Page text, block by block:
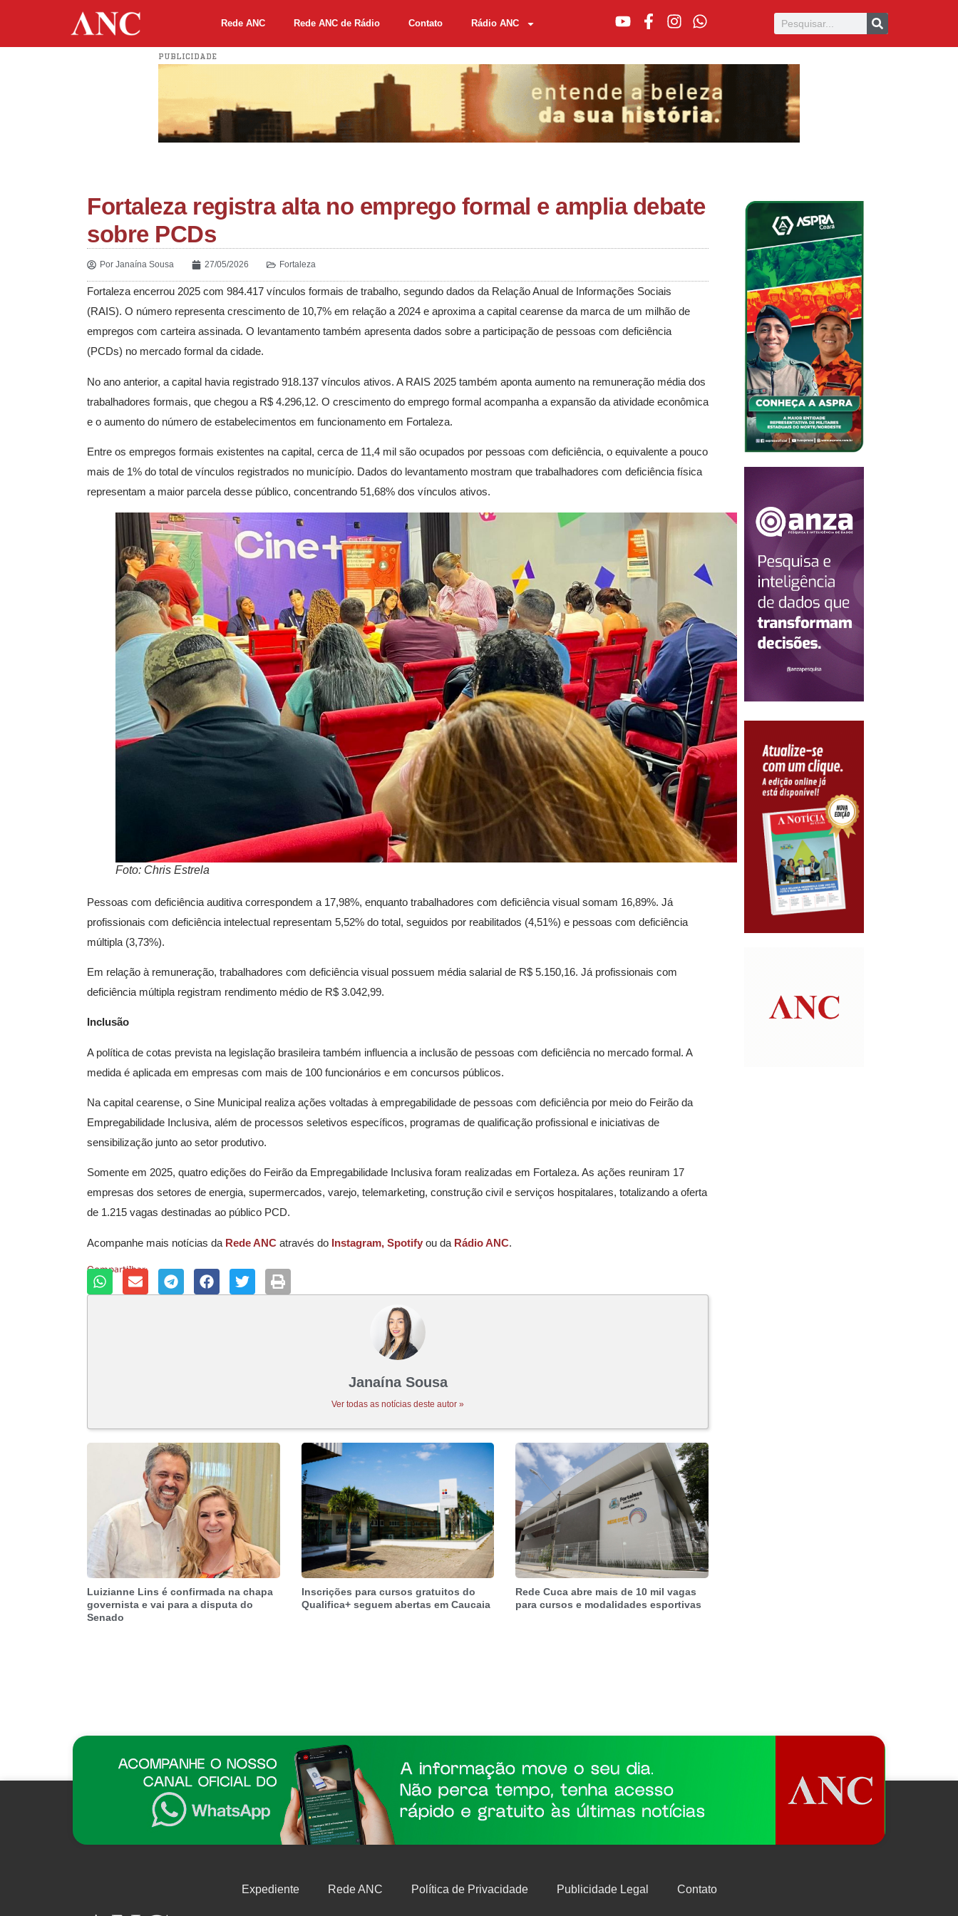
Rede ANC Rede ANC de Rádio Contato Rádio ANC
PUBLICIDADE
Fortaleza registra alta no emprego formal e amplia debate
sobre PCDs
Por Janaína Sousa 27/05/2026 Fortaleza
Fortaleza encerrou 2025 com 984.417 vínculos formais de trabalho, segundo dados da Relação Anual de Informações Sociais
(RAIS). O número representa crescimento de 10,7% em relação a 2024 e aproxima a capital cearense da marca de um milhão de
empregos com carteira assinada. O levantamento também apresenta dados sobre a participação de pessoas com deficiência
(PCDs) no mercado formal da cidade.
No ano anterior, a capital havia registrado 918.137 vínculos ativos. A RAIS 2025 também aponta aumento na remuneração média dos
trabalhadores formais, que chegou a R$ 4.296,12. O crescimento do emprego formal acompanha a expansão da atividade econômica
e o aumento do número de estabelecimentos em funcionamento em Fortaleza.
Entre os empregos formais existentes na capital, cerca de 11,4 mil são ocupados por pessoas com deficiência, o equivalente a pouco
mais de 1% do total de vínculos registrados no município. Dados do levantamento mostram que trabalhadores com deficiência física
representam a maior parcela desse público, concentrando 51,68% dos vínculos ativos.
Foto: Chris Estrela
Pessoas com deficiência auditiva correspondem a 17,98%, enquanto trabalhadores com deficiência visual somam 16,89%. Já
profissionais com deficiência intelectual representam 5,52% do total, seguidos por reabilitados (4,51%) e pessoas com deficiência
múltipla (3,73%).
Em relação à remuneração, trabalhadores com deficiência visual possuem média salarial de R$ 5.150,16. Já profissionais com
deficiência múltipla registram rendimento médio de R$ 3.042,99.
Inclusão
A política de cotas prevista na legislação brasileira também influencia a inclusão de pessoas com deficiência no mercado formal. A
medida é aplicada em empresas com mais de 100 funcionários e em concursos públicos.
Na capital cearense, o Sine Municipal realiza ações voltadas à empregabilidade de pessoas com deficiência por meio do Feirão da
Empregabilidade Inclusiva, além de processos seletivos específicos, programas de qualificação profissional e iniciativas de
sensibilização junto ao setor produtivo.
Somente em 2025, quatro edições do Feirão da Empregabilidade Inclusiva foram realizadas em Fortaleza. As ações reuniram 17
empresas dos setores de energia, supermercados, varejo, telemarketing, construção civil e serviços hospitalares, totalizando a oferta
de 1.215 vagas destinadas ao público PCD.
Acompanhe mais notícias da Rede ANC através do Instagram, Spotify ou da Rádio ANC.
Compartilhar:
Janaína Sousa
Ver todas as notícias deste autor »
Luizianne Lins é confirmada na chapa
governista e vai para a disputa do
Senado
Inscrições para cursos gratuitos do
Qualifica+ seguem abertas em Caucaia
Rede Cuca abre mais de 10 mil vagas
para cursos e modalidades esportivas
Expediente Rede ANC Política de Privacidade Publicidade Legal Contato